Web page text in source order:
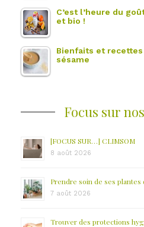
C’est l’heure du
et bio !
Bienfaits et
sésame
Focus sur
[FOCUS SUR…] CLIMSOM
8 août 2026
Prendre soin de ses plantes
7 août 2026
Trouver des protections